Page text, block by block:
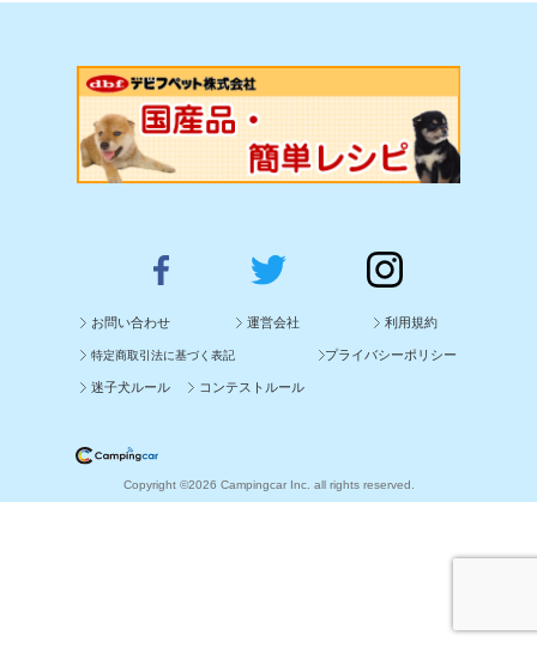
お問い合わせ 運営会社 利用規約
特定商取引法に基づく表記 プライバシーポリシー
迷子犬ルール コンテストルール
Copyright ©2026 Campingcar Inc. all rights reserved.